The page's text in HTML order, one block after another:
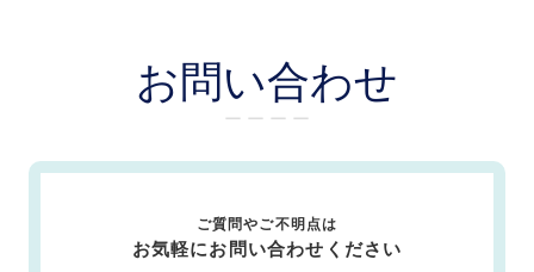
お問い合わせ
ー ー ー ー
ご質問やご不明点は
お気軽にお問い合わせください